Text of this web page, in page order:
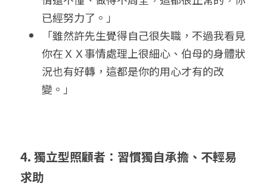
已經努力了。」
「雖然許先生覺得自己很失職，不過我看見
你在ＸＸ事情處理上很細心、伯母的身體狀
況也有好轉，這都是你的用心才有的改
變。」
4. 獨立型照顧者：習慣獨自承擔、不輕易
求助